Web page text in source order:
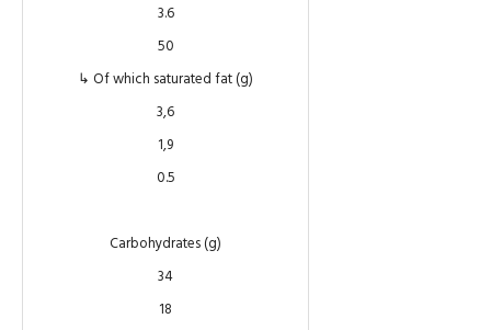
3.6
50
↳ Of which saturated fat (g)
3,6
1,9
0.5
Carbohydrates (g)
34
18